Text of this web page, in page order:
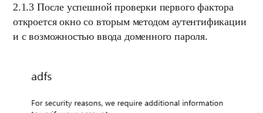
2.1.3 После успешной проверки первого фактора
откроется окно со вторым методом аутентификации
и с возможностью ввода доменного пароля.